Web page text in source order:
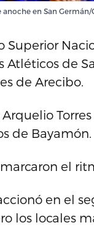
en San Germán/
Superior
Atléticos de
de Arecibo.
Arquelio
de Bayamón.
el
en el
los locales